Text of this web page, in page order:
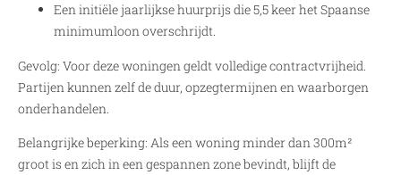
Een initiële jaarlijkse huurprijs die 5,5 keer het Spaanse
minimumloon overschrijdt.
Gevolg: Voor deze woningen geldt volledige contractvrijheid.
Partijen kunnen zelf de duur, opzegtermijnen en waarborgen
onderhandelen.
Belangrijke beperking: Als een woning minder dan 300m²
groot is en zich in een gespannen zone bevindt, blijft de